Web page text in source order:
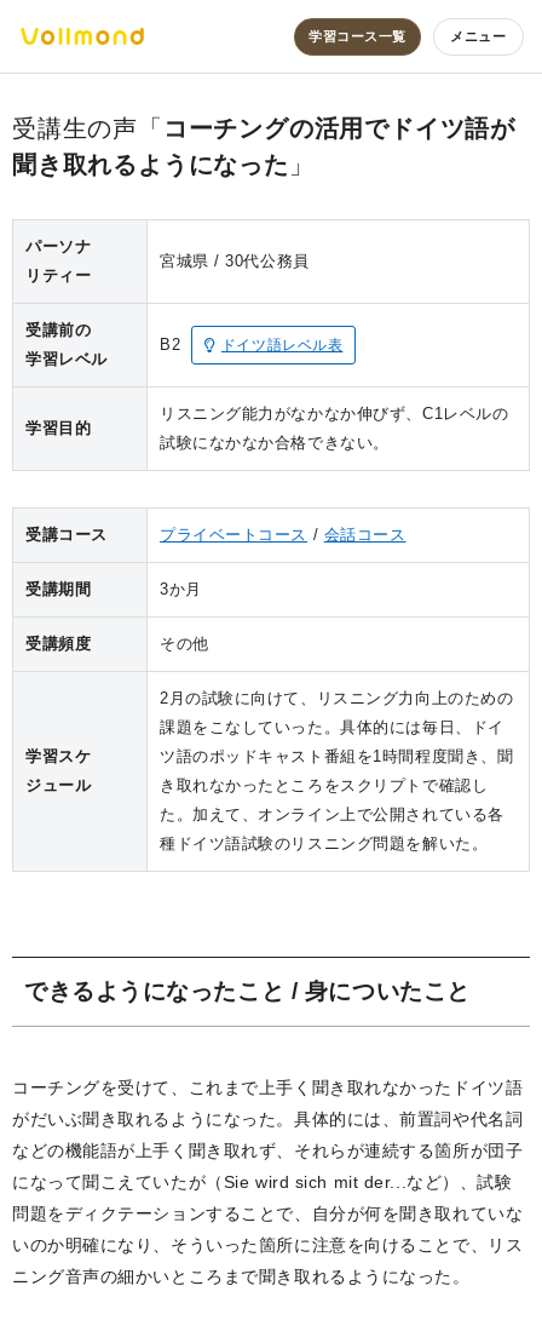
学習コース一覧 メニュー
コーチングの活用でドイツ語が
聞き取れるようになった
パーソナ
リティー
宮城県 30代公務員
受講前の
学習レベル
B2 ドイツ語レベル表
学習目的
リスニング能力がなかなか伸びず、C1レベルの
試験になかなか合格できない。
受講コース プライベートコース 会話コース
受講期間 3か月
受講頻度 その他
学習スケ
ジュール
2月の試験に向けて、リスニング力向上のための
課題をこなしていった。具体的には毎日、ドイ
ツ語のポッドキャスト番組を1時間程度聞き、聞
き取れなかったところをスクリプトで確認し
た。加えて、オンライン上で公開されている各
種ドイツ語試験のリスニング問題を解いた。
できるようになったこと / 身についたこと
コーチングを受けて、これまで上手く聞き取れなかったドイツ語
がだいぶ聞き取れるようになった。具体的には、前置詞や代名詞
などの機能語が上手く聞き取れず、それらが連続する箇所が団子
になって聞こえていたが（Sie wird sich mit der...など）、試験
問題をディクテーションすることで、自分が何を聞き取れていな
いのか明確になり、そういった箇所に注意を向けることで、リス
ニング音声の細かいところまで聞き取れるようになった。